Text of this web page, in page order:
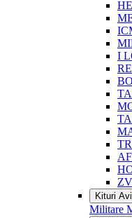
I
Kituri
Militare